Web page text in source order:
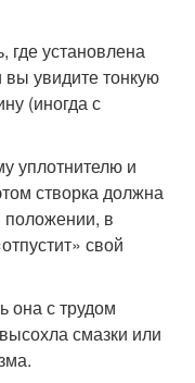
где установлена
вы увидите тонкую
(иногда с
уплотнителю и
створка должна
положении, в
свой
она с трудом
смазки или